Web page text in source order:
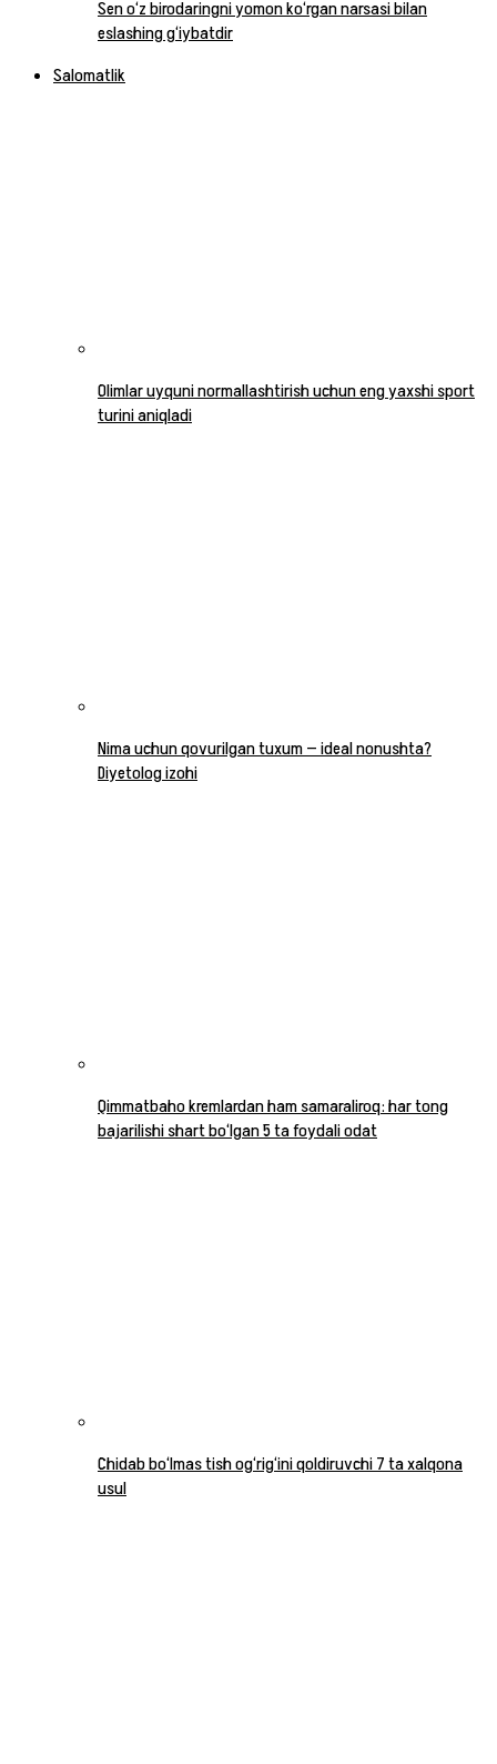
Sen o‘z birodaringni yomon ko‘rgan narsasi bilan
eslashing g‘iybatdir
Salomatlik
Olimlar uyquni normallashtirish uchun eng yaxshi sport
turini aniqladi
Nima uchun qovurilgan tuxum — ideal nonushta?
Diyetolog izohi
Qimmatbaho kremlardan ham samaraliroq: har tong
bajarilishi shart bo‘lgan 5 ta foydali odat
Chidab bo‘lmas tish og‘rig‘ini qoldiruvchi 7 ta xalqona
usul